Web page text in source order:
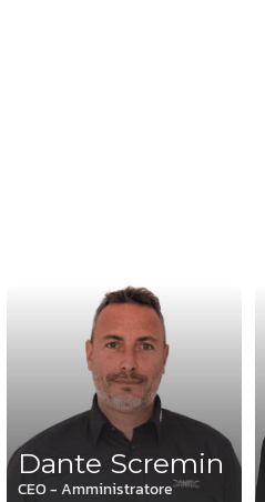
Dante Scremin
CEO - Amministratore